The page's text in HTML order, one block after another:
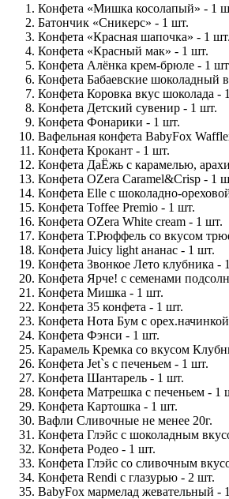
Конфета «Мишка косолапый» - 1
Батончик «Сникерс» - 1 шт.
Конфета «Красная шапочка» - 1 шт.
Конфета «Красный мак» - 1 шт.
Конфета Алёнка крем-брюле - 1
Конфета Бабаевские шоколадный
Конфета Коровка вкус шоколада -
Конфета Детский сувенир - 1 шт.
Конфета Фонарики - 1 шт.
Вафельная конфета BabyFox
Конфета Крокант - 1 шт.
Конфета ДаЁжь с карамелью,
Конфета OZera Caramel&Crisp - 1
Конфета Elle с шоколадно-
Конфета Toffee Premio - 1 шт.
Конфета OZera White cream - 1 шт.
Конфета Т.Рюффель со вкусом
Конфета Juicy light ананас - 1 шт.
Конфета Звонкое Лето клубника -
Конфета Ярче! с семенами
Конфета Мишка - 1 шт.
Конфета 35 конфета - 1 шт.
Конфета Нота Бум с
Конфета Фэнси - 1 шт.
Карамель Кремка со вкусом
Конфета Jet`s с печеньем - 1 шт.
Конфета Шантарель - 1 шт.
Конфета Матрешка с печеньем - 1
Конфета Картошка - 1 шт.
Вафли Сливочные не менее 20г.
Конфета Глэйс с шоколадным
Конфета Родео - 1 шт.
Конфета Глэйс со сливочным
Конфета Rendi с глазурью - 2 шт.
BabyFox мармелад жевательный -